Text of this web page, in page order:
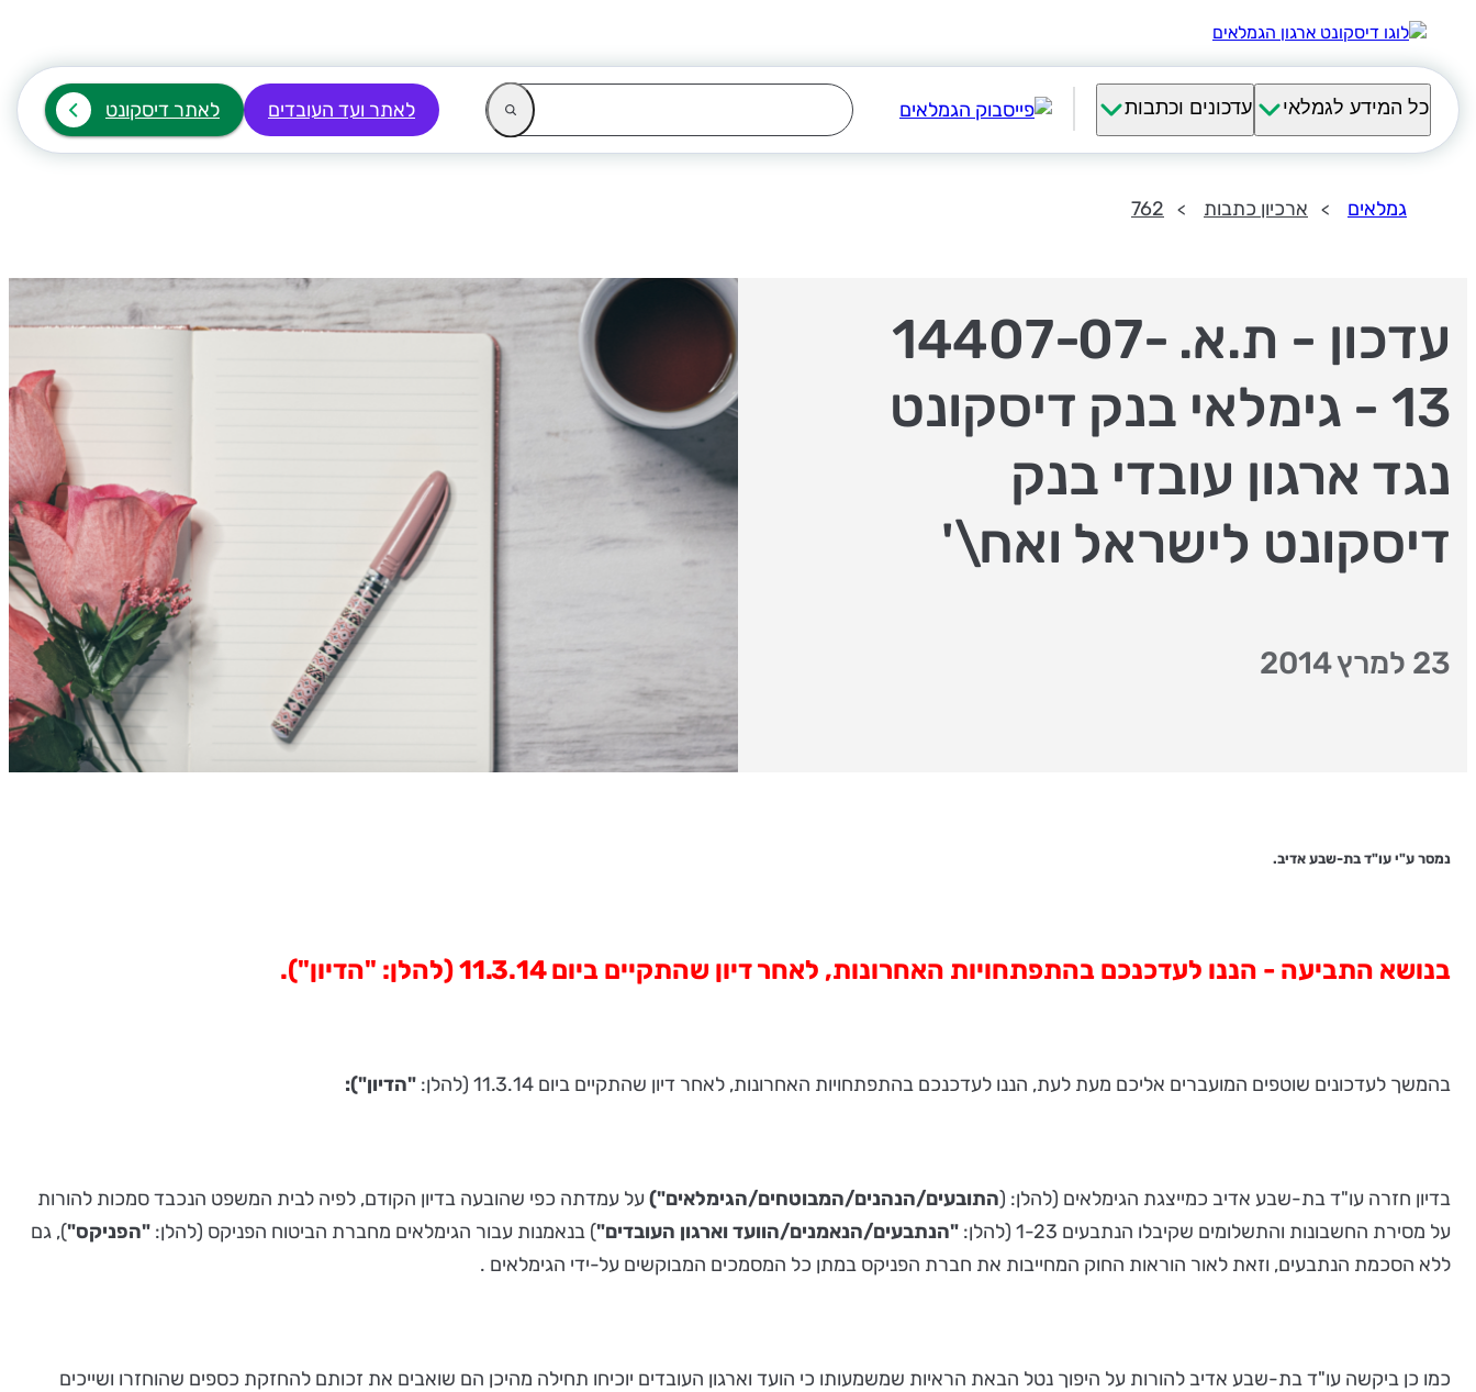
כל המידע לגמלאי עדכונים וכתבות לאתר ועד העובדים לאתר דיסקונט
גמלאים ארכיון כתבות 762
עדכון - ת.א. 14407-07-
13 - גימלאי בנק דיסקונט
נגד ארגון עובדי בנק
דיסקונט לישראל ואח\'
23 למרץ 2014
נמסר ע"י עו"ד בת-שבע אדיב.
בנושא התביעה - הננו לעדכנכם בהתפתחויות האחרונות, לאחר דיון שהתקיים ביום 11.3.14 (להלן: "הדיון").
בהמשך לעדכונים שוטפים המועברים אליכם מעת לעת, הננו לעדכנכם בהתפתחויות האחרונות, לאחר דיון שהתקיים ביום 11.3.14 (להלן: "הדיון"):
בדיון חזרה עו"ד בת-שבע אדיב כמייצגת הגימלאים (להלן: (התובעים/הנהנים/המבוטחים/הגימלאים")על עמדתה כפי שהובעה בדיון הקודם, לפיה לבית המשפט הנכבד סמכות להורות
על מסירת החשבונות והתשלומים שקיבלו הנתבעים 1-23 (להלן:
"הנתבעים/הנאמנים/הוועד וארגון העובדים") בנאמנות עבור הגימלאים מחברת הביטוח הפניקס (להלן: "הפניקס"), גם
ללא הסכמת הנתבעים, וזאת לאור הוראות החוק המחייבות את חברת הפניקס במתן כל המסמכים המבוקשים על-ידי הגימלאים .
כמו כן ביקשה עו"ד בת-שבע אדיב להורות על היפוך נטל הבאת הראיות שמשמעותו כי הועד וארגון העובדים יוכיחו תחילה מהיכן הם שואבים את זכותם להחזקת כספים שהוחזרו ושייכים